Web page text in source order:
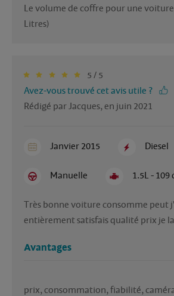
Le volume de coffre pour une
Litres)
5 / 5
Avez-vous trouvé cet avis utile ?
Rédigé par Jacques, en juin 2021
Janvier 2015 Diesel
Manuelle 1.5L - 109
Très bonne voiture consomme peut
entièrement satisfais qualité prix je
Avantages
prix, consommation, fiabilité,